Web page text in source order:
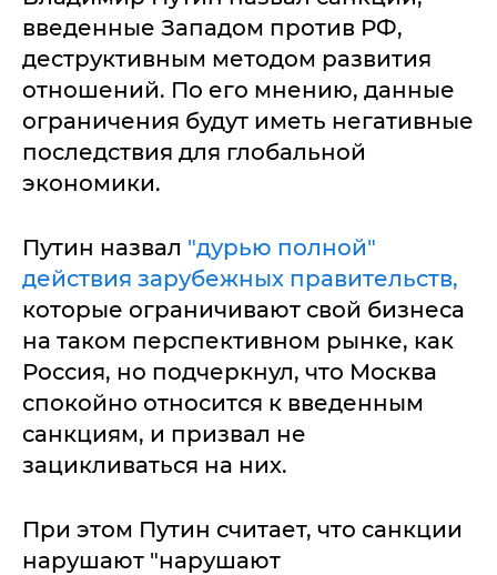
введенные Западом против РФ,
деструктивным методом развития
отношений. По его мнению, данные
ограничения будут иметь негативные
последствия для глобальной
экономики.
Путин назвал "дурью полной"
действия зарубежных правительств,
которые ограничивают свой бизнеса
на таком перспективном рынке, как
Россия, но подчеркнул, что Москва
спокойно относится к введенным
санкциям, и призвал не
зацикливаться на них.
При этом Путин считает, что санкции
нарушают "нарушают